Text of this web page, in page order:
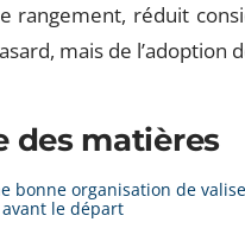
rangement, réduit
mais de
des matières
bonne organisation de valise
le départ